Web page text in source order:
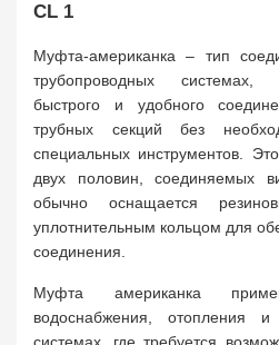
CL 1
Муфта-американка – тип
трубопроводных системах,
быстрого и удобного
трубных секций без
специальных инструментов.
двух половин, соединяемых
обычно оснащается
уплотнительным кольцом для
соединения.
Муфта американка
водоснабжения, отопления